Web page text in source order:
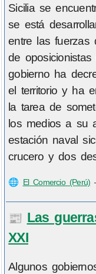
Sicilia se
se está
entre las fuerzas
de
gobierno ha
el territorio y ha
la tarea de
los medios a su
estación naval
crucero y dos
🌐 El Comercio (Perú)
📰 Las
XXI
Algunos